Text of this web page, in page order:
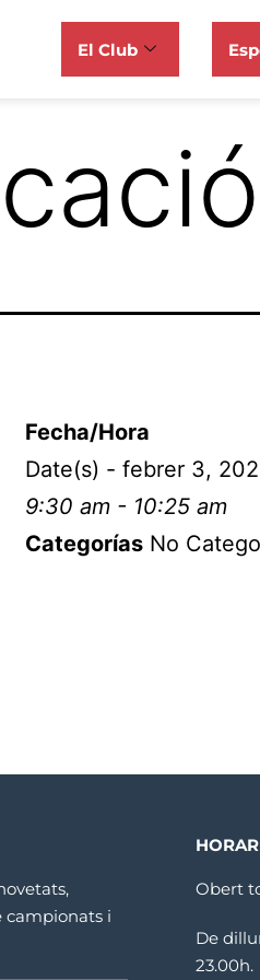
El Club
Fecha/Hora
Date(s) - febrer 3,
9:30 am - 10:25 am
Categorías No
campionats i
Obert
De
23.00h.